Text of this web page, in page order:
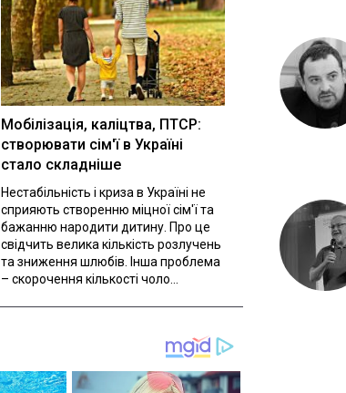
Мобілізація, каліцтва, ПТСР:
створювати сім'ї в Україні
стало складніше
Нестабільність і криза в Україні не
сприяють створенню міцної сім'ї та
бажанню народити дитину. Про це
свідчить велика кількість розлучень
та зниження шлюбів. Інша проблема
– скорочення кількості чоло...